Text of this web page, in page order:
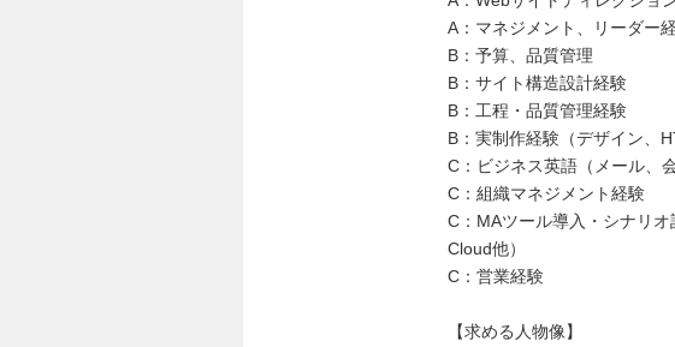
A：マネジメント、リーダー
B：予算、品質管理
B：サイト構造設計経験
B：工程・品質管理経験
B：実制作経験（デザイン、
C：ビジネス英語（メール、
C：組織マネジメント経験
C：MAツール導入・シナリ
Cloud他）
C：営業経験
【求める人物像】